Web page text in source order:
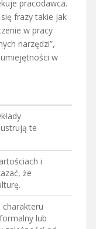
pracodawca.
frazy takie jak
w pracy
narzędzi”,
w
te
i
że
lub